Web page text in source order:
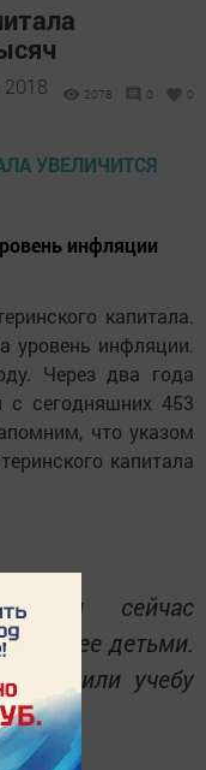
2018
2078 0 0
инфляции
капитала.
уровень инфляции.
Через два года
сегодняшних 453
что указом
капитала
сейчас
и более детьми.
или учебу